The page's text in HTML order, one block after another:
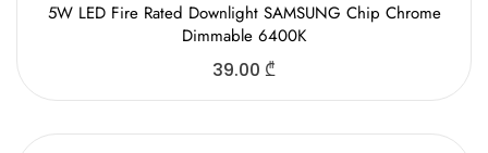
5W LED Fire Rated Downlight SAMSUNG Chip Chrome
Dimmable 6400K
39.00 ₾